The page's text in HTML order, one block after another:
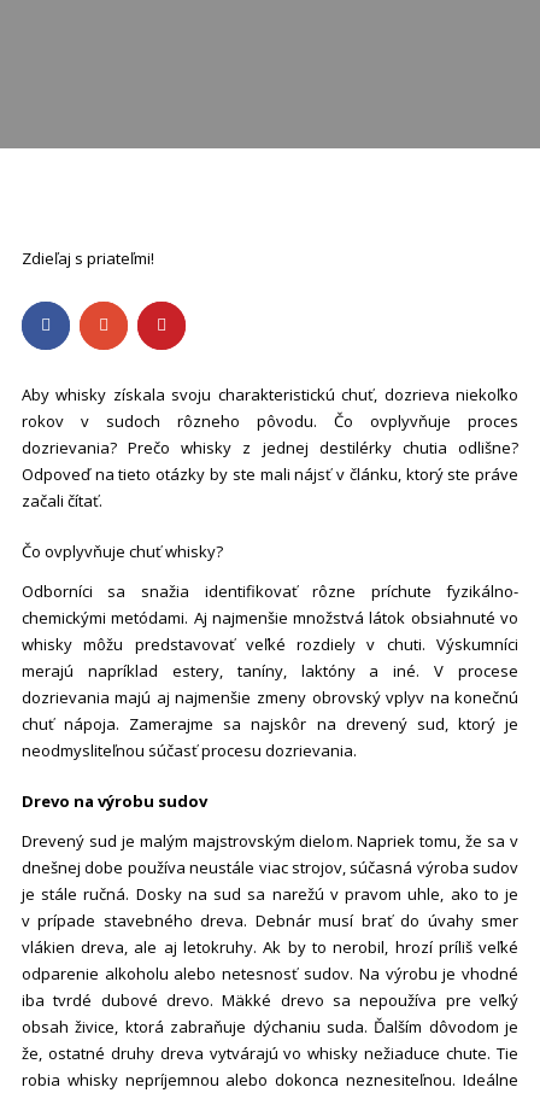
Zdieľaj s priateľmi!
Aby whisky získala svoju charakteristickú chuť, dozrieva niekoľko
rokov v sudoch rôzneho pôvodu. Čo ovplyvňuje proces
dozrievania? Prečo whisky z jednej destilérky chutia odlišne?
Odpoveď na tieto otázky by ste mali nájsť v článku, ktorý ste práve
začali čítať.
Čo ovplyvňuje chuť whisky?
Odborníci sa snažia identifikovať rôzne príchute fyzikálno-
chemickými metódami. Aj najmenšie množstvá látok obsiahnuté vo
whisky môžu predstavovať veľké rozdiely v chuti. Výskumníci
merajú napríklad estery, taníny, laktóny a iné. V procese
dozrievania majú aj najmenšie zmeny obrovský vplyv na konečnú
chuť nápoja. Zamerajme sa najskôr na drevený sud, ktorý je
neodmysliteľnou súčasť procesu dozrievania.
Drevo na výrobu sudov
Drevený sud je malým majstrovským dielom. Napriek tomu, že sa v
dnešnej dobe používa neustále viac strojov, súčasná výroba sudov
je stále ručná. Dosky na sud sa narežú v pravom uhle, ako to je
v prípade stavebného dreva. Debnár musí brať do úvahy smer
vlákien dreva, ale aj letokruhy. Ak by to nerobil, hrozí príliš veľké
odparenie alkoholu alebo netesnosť sudov. Na výrobu je vhodné
iba tvrdé dubové drevo. Mäkké drevo sa nepoužíva pre veľký
obsah živice, ktorá zabraňuje dýchaniu suda. Ďalším dôvodom je
že, ostatné druhy dreva vytvárajú vo whisky nežiaduce chute. Tie
robia whisky nepríjemnou alebo dokonca neznesiteľnou. Ideálne